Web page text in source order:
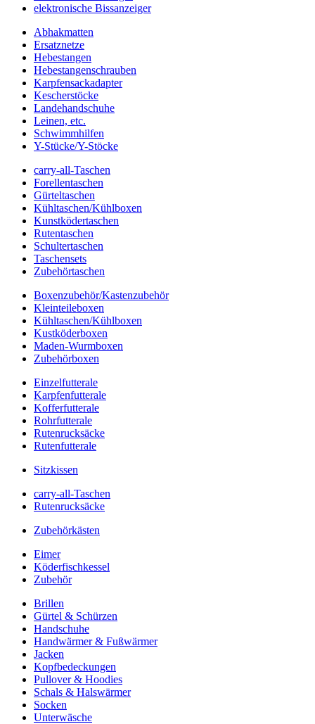
elektronische Bissanzeiger
Abhakmatten
Ersatznetze
Hebestangen
Hebestangenschrauben
Karpfensackadapter
Kescherstöcke
Landehandschuhe
Leinen, etc.
Schwimmhilfen
Y-Stücke/Y-Stöcke
carry-all-Taschen
Forellentaschen
Gürteltaschen
Kühltaschen/Kühlboxen
Kunstködertaschen
Rutentaschen
Schultertaschen
Taschensets
Zubehörtaschen
Boxenzubehör/Kastenzubehör
Kleinteileboxen
Kühltaschen/Kühlboxen
Kustköderboxen
Maden-Wurmboxen
Zubehörboxen
Einzelfutterale
Karpfenfutterale
Kofferfutterale
Rohrfutterale
Rutenrucksäcke
Rutenfutterale
Sitzkissen
carry-all-Taschen
Rutenrucksäcke
Zubehörkästen
Eimer
Köderfischkessel
Zubehör
Brillen
Gürtel & Schürzen
Handschuhe
Handwärmer & Fußwärmer
Jacken
Kopfbedeckungen
Pullover & Hoodies
Schals & Halswärmer
Socken
Unterwäsche